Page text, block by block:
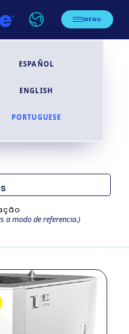
ESPAÑOL
ENGLISH
PORTUGUESE
MENU
MÓVEL AMR
200L
Navegação por
inteligente
200L
AMR
N/A
a modo de referencia.)